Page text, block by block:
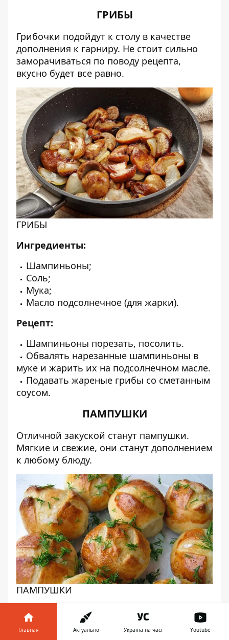
ГРИБЫ
Грибочки подойдут к столу в качестве
дополнения к гарниру. Не стоит сильно
заморачиваться по поводу рецепта,
вкусно будет все равно.
ГРИБЫ
Ингредиенты:
Шампиньоны;
Соль;
Мука;
Масло подсолнечное (для жарки).
Рецепт:
Шампиньоны порезать, посолить.
Обвалять нарезанные шампиньоны в
муке и жарить их на подсолнечном масле.
Подавать жареные грибы со сметанным
соусом.
ПАМПУШКИ
Отличной закуской станут пампушки.
Мягкие и свежие, они станут дополнением
к любому блюду.
ПАМПУШКИ
Ингредиенты:
Вода — 1 стакан;
Главная Актуально Україна на часі Youtube